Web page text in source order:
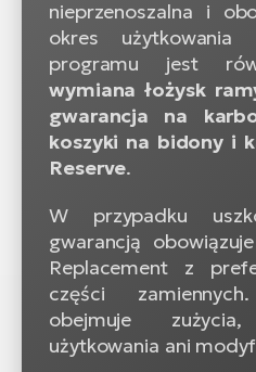
nieprzenoszalna i
okres użytkowania
programu jest
wymiana łożysk
gwarancja na
koszyki na bidony i
Reserve.
W przypadku
gwarancją
Replacement z
części
obejmuje zużycia,
użytkowania ani